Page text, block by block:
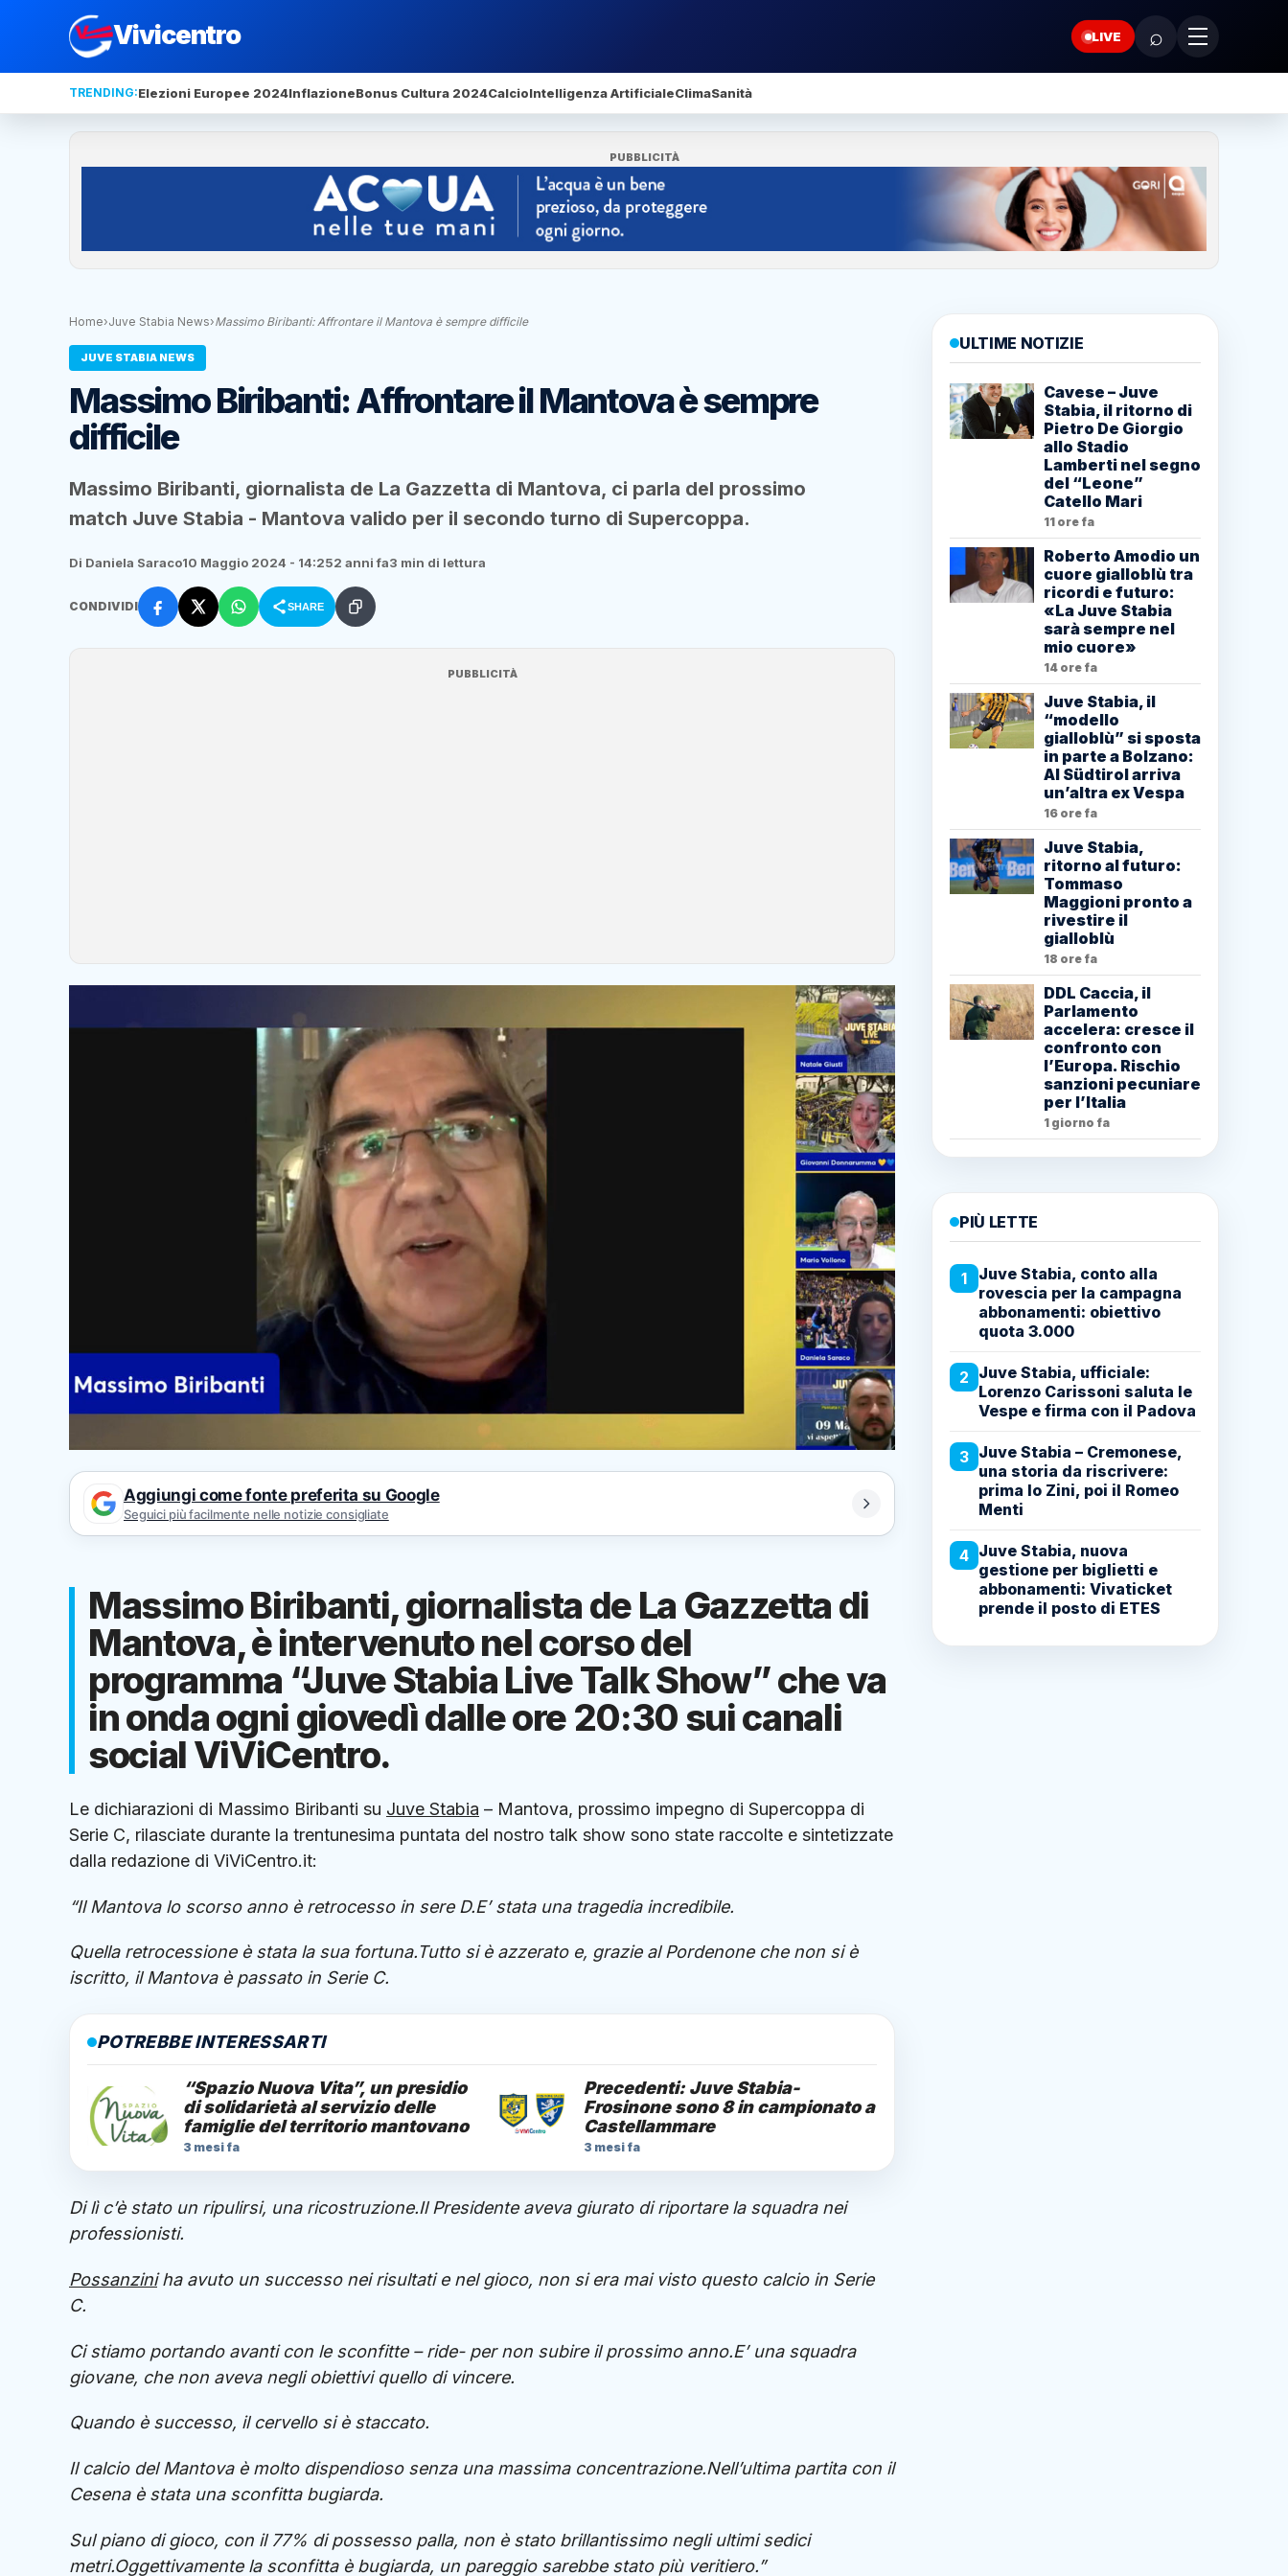
Vivicentro LIVE ⌕
TRENDING:Elezioni Europee 2024InflazioneBonus Cultura 2024CalcioIntelligenza ArtificialeClimaSanità
PUBBLICITÀ
Home›Juve Stabia News›Massimo Biribanti: Affrontare il Mantova è sempre difficile
JUVE STABIA NEWS
Massimo Biribanti: Affrontare il Mantova è sempre
difficile
Massimo Biribanti, giornalista de La Gazzetta di Mantova, ci parla del prossimo
match Juve Stabia - Mantova valido per il secondo turno di Supercoppa.
Di Daniela Saraco10 Maggio 2024 - 14:252 anni fa3 min di lettura
CONDIVIDI SHARE
PUBBLICITÀ
Aggiungi come fonte preferita su Google
Seguici più facilmente nelle notizie consigliate
Massimo Biribanti, giornalista de La Gazzetta di
Mantova, è intervenuto nel corso del
programma “Juve Stabia Live Talk Show” che va
in onda ogni giovedì dalle ore 20:30 sui canali
social ViViCentro.
Le dichiarazioni di Massimo Biribanti su Juve Stabia – Mantova, prossimo impegno di Supercoppa di
Serie C, rilasciate durante la trentunesima puntata del nostro talk show sono state raccolte e sintetizzate
dalla redazione di ViViCentro.it:
“Il Mantova lo scorso anno è retrocesso in sere D.E’ stata una tragedia incredibile.
Quella retrocessione è stata la sua fortuna.Tutto si è azzerato e, grazie al Pordenone che non si è
iscritto, il Mantova è passato in Serie C.
POTREBBE INTERESSARTI
“Spazio Nuova Vita”, un presidio
di solidarietà al servizio delle
famiglie del territorio mantovano
3 mesi fa
Precedenti: Juve Stabia-
Frosinone sono 8 in campionato a
Castellammare
3 mesi fa
Di lì c’è stato un ripulirsi, una ricostruzione.Il Presidente aveva giurato di riportare la squadra nei
professionisti.
Possanziniha avuto un successo nei risultati e nel gioco, non si era mai visto questo calcio in Serie
C.
Ci stiamo portando avanti con le sconfitte – ride- per non subire il prossimo anno.E’ una squadra
giovane, che non aveva negli obiettivi quello di vincere.
Quando è successo, il cervello si è staccato.
Il calcio del Mantova è molto dispendioso senza una massima concentrazione.Nell’ultima partita con il
Cesena è stata una sconfitta bugiarda.
Sul piano di gioco, con il 77% di possesso palla, non è stato brillantissimo negli ultimi sedici
metri.Oggettivamente la sconfitta è bugiarda, un pareggio sarebbe stato più veritiero.”
ULTIME NOTIZIE
Cavese – Juve
Stabia, il ritorno di
Pietro De Giorgio
allo Stadio
Lamberti nel segno
del “Leone”
Catello Mari
11 ore fa
Roberto Amodio un
cuore gialloblù tra
ricordi e futuro:
«La Juve Stabia
sarà sempre nel
mio cuore»
14 ore fa
Juve Stabia, il
“modello
gialloblù” si sposta
in parte a Bolzano:
Al Südtirol arriva
un’altra ex Vespa
16 ore fa
Juve Stabia,
ritorno al futuro:
Tommaso
Maggioni pronto a
rivestire il
gialloblù
18 ore fa
DDL Caccia, il
Parlamento
accelera: cresce il
confronto con
l’Europa. Rischio
sanzioni pecuniare
per l’Italia
1 giorno fa
PIÙ LETTE
1
Juve Stabia, conto alla
rovescia per la campagna
abbonamenti: obiettivo
quota 3.000
2 Juve Stabia, ufficiale:
Lorenzo Carissoni saluta le
Vespe e firma con il Padova
3 Juve Stabia – Cremonese,
una storia da riscrivere:
prima lo Zini, poi il Romeo
Menti
4 Juve Stabia, nuova
gestione per biglietti e
abbonamenti: Vivaticket
prende il posto di ETES